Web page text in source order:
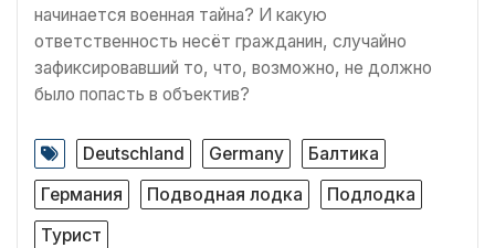
начинается военная тайна? И какую
ответственность несёт гражданин, случайно
зафиксировавший то, что, возможно, не должно
было попасть в объектив?
Deutschland Germany
Балтика
Германия
Подводная лодка
Подлодка
Турист